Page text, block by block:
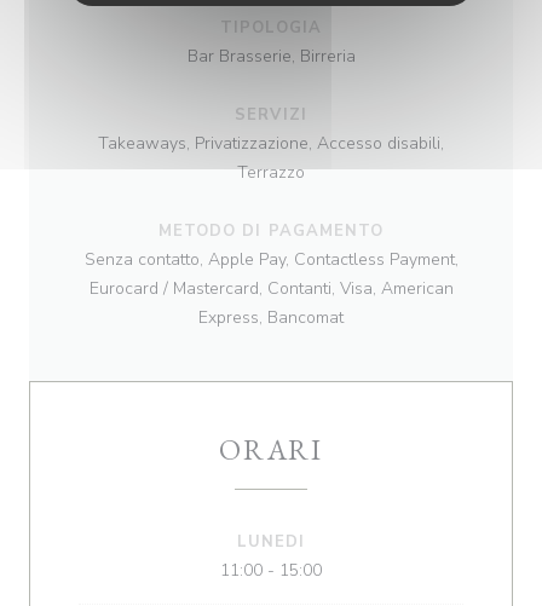
TIPOLOGIA
Bar Brasserie, Birreria
SERVIZI
Takeaways, Privatizzazione, Accesso disabili,
Terrazzo
METODO DI PAGAMENTO
Senza contatto, Apple Pay, Contactless Payment,
Eurocard / Mastercard, Contanti, Visa, American
Express, Bancomat
ORARI
LUNEDI
11:00 - 15:00